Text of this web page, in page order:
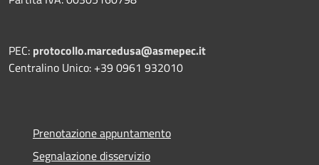
PEC: protocollo.marcedusa@asmepec.it
Centralino Unico: +39 0961 932010
Prenotazione appuntamento
Segnalazione disservizio